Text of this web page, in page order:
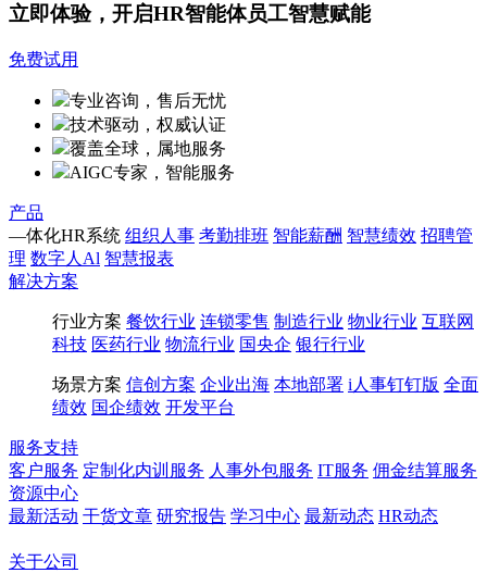
立即体验，开启HR智能体员工智慧赋能
免费试用
专业咨询，售后无忧
技术驱动，权威认证
覆盖全球，属地服务
AIGC专家，智能服务
产品
—体化HR系统 组织人事 考勤排班 智能薪酬 智慧绩效 招聘管
理 数字人Al 智慧报表
解决方案
行业方案 餐饮行业 连锁零售 制造行业 物业行业 互联网
科技 医药行业 物流行业 国央企 银行行业
场景方案 信创方案 企业出海 本地部署 i人事钉钉版 全面
绩效 国企绩效 开发平台
服务支持
客户服务 定制化内训服务 人事外包服务 IT服务 佣金结算服务
资源中心
最新活动 干货文章 研究报告 学习中心 最新动态 HR动态
关于公司